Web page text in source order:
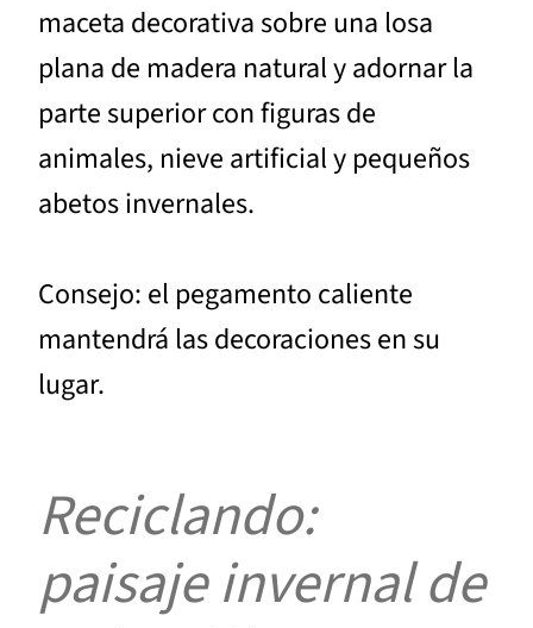
maceta decorativa sobre una losa
plana de madera natural y adornar la
parte superior con figuras de
animales, nieve artificial y pequeños
abetos invernales.
Consejo: el pegamento caliente
mantendrá las decoraciones en su
lugar.
Reciclando:
paisaje invernal de